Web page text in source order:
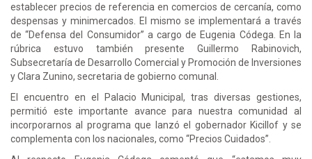
establecer precios de referencia en comercios de cercanía, como
despensas y minimercados. El mismo se implementará a través
de “Defensa del Consumidor” a cargo de Eugenia Códega. En la
rúbrica estuvo también presente Guillermo Rabinovich,
Subsecretaría de Desarrollo Comercial y Promoción de Inversiones
y Clara Zunino, secretaria de gobierno comunal.
El encuentro en el Palacio Municipal, tras diversas gestiones,
permitió este importante avance para nuestra comunidad al
incorporarnos al programa que lanzó el gobernador Kicillof y se
complementa con los nacionales, como “Precios Cuidados”.